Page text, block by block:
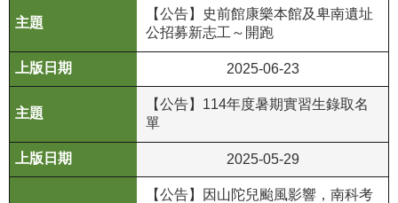
站
資
料
開
宣
告
隱
【公告】史前館康樂本館及卑南遺址
公招募新志工～開跑
2025-06-23
【公告】114年度暑期實習生錄取名
單
2025-05-29
【公告】因山陀兒颱風影響，南科考